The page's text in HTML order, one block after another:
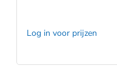
Log in voor prijzen